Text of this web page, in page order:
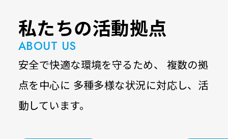
私たちの活動拠点
ABOUT US
安全で快適な環境を守るため、
複数の拠
点を中心に 多種多様な状況に対応し、活
動しています。